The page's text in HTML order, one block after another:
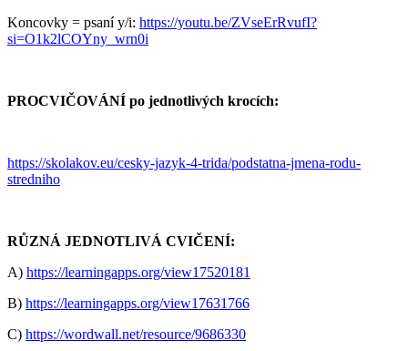
Koncovky = psaní y/i: https://youtu.be/ZVseErRvufI?
si=O1k2lCOYny_wrn0i
PROCVIČOVÁNÍ po jednotlivých krocích:
https://skolakov.eu/cesky-jazyk-4-trida/podstatna-jmena-rodu-
stredniho
RŮZNÁ JEDNOTLIVÁ CVIČENÍ:
A) https://learningapps.org/view17520181
B) https://learningapps.org/view17631766
C) https://wordwall.net/resource/9686330